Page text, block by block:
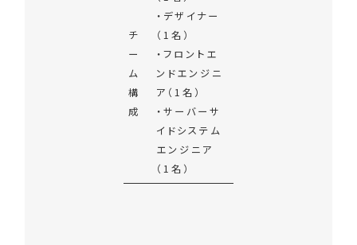
チ
ー
ム
構
成
・デザイナー
（1名）
・フロントエ
ンドエンジニ
ア（1名）
・サーバーサ
イドシステム
エンジニア
（1名）